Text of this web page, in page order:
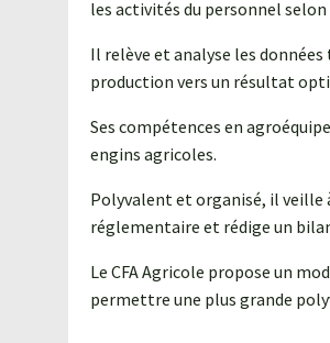
les activités du personnel
Il relève et analyse les
production vers un résultat
Ses compétences en
engins agricoles.
Polyvalent et organisé, il
réglementaire et rédige un
Le CFA Agricole propose un
permettre une plus grande